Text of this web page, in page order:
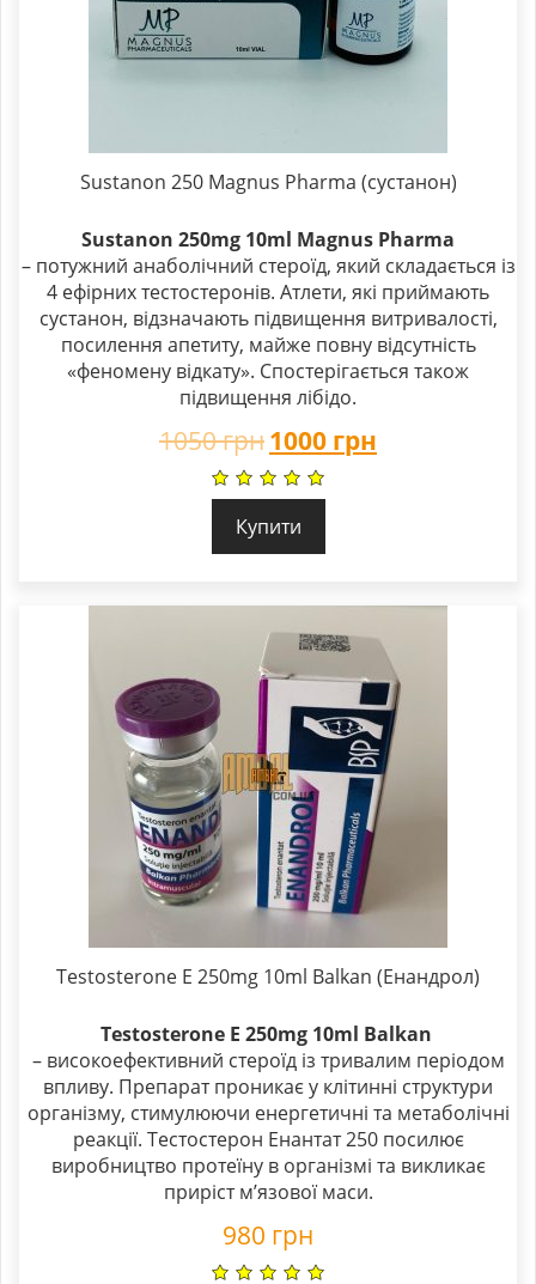
Sustanon 250 Magnus Pharma (сустанон)
Sustanon 250mg 10ml Magnus Pharma
– потужний анаболічний стероїд, який складається із
4 ефірних тестостеронів. Атлети, які приймають
сустанон, відзначають підвищення витривалості,
посилення апетиту, майже повну відсутність
«феномену відкату». Спостерігається також
підвищення лібідо.
1050грн1000 грн
Купити
Testosterone E 250mg 10ml Balkan (Енандрол)
Testosterone E 250mg 10ml Balkan
– високоефективний стероїд із тривалим періодом
впливу. Препарат проникає у клітинні структури
організму, стимулюючи енергетичні та метаболічні
реакції. Тестостерон Енантат 250 посилює
виробництво протеїну в організмі та викликає
приріст м’язової маси.
980 грн